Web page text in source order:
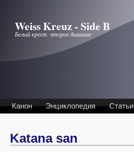
Weiss Kreuz - Side B
Белый крест: второе дыхание
Канон Энциклопедия Статьи
Katana san